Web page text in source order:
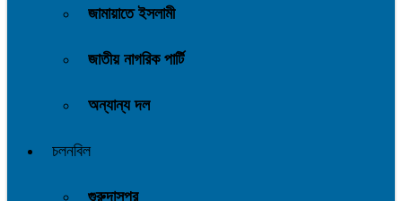
জামায়াতে ইসলামী
জাতীয় নাগরিক পার্টি
অন্যান্য দল
চলনবিল
গুরুদাসপুর